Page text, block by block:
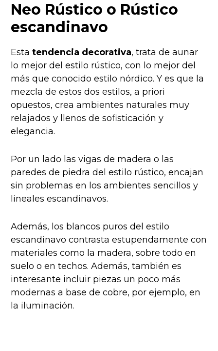
Neo Rústico o Rústico
escandinavo
Estatendencia decorativa, trata de aunar
lo mejor del estilo rústico, con lo mejor del
más que conocido estilo nórdico. Y es que la
mezcla de estos dos estilos, a priori
opuestos, crea ambientes naturales muy
relajados y llenos de sofisticación y
elegancia.
Por un lado las vigas de madera o las
paredes de piedra del estilo rústico, encajan
sin problemas en los ambientes sencillos y
lineales escandinavos.
Además, los blancos puros del estilo
escandinavo contrasta estupendamente con
materiales como la madera, sobre todo en
suelo o en techos. Además, también es
interesante incluir piezas un poco más
modernas a base de cobre, por ejemplo, en
la iluminación.